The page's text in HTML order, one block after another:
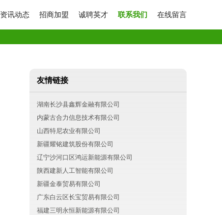
资讯动态 招商加盟 诚聘英才 联系我们 在线留言
友情链接
湖南长沙县鑫辉金融有限公司
内蒙古合力信息技术有限公司
山西特尼农业有限公司
新疆耀铭建筑股份有限公司
辽宁沙河口区鸿运新能源有限公司
陕西建新人工智能有限公司
新疆金泰贸易有限公司
广东白云区长宝贸易有限公司
福建三明永恒新能源有限公司